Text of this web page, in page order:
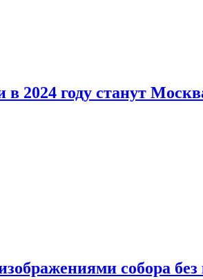
2024 году станут
собора без